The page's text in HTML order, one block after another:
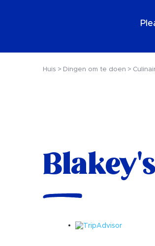
Huis Dingen om te doen